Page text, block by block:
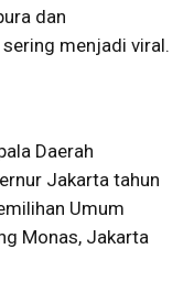
dan
menjadi viral.
Daerah
Jakarta tahun
Umum
Monas, Jakarta